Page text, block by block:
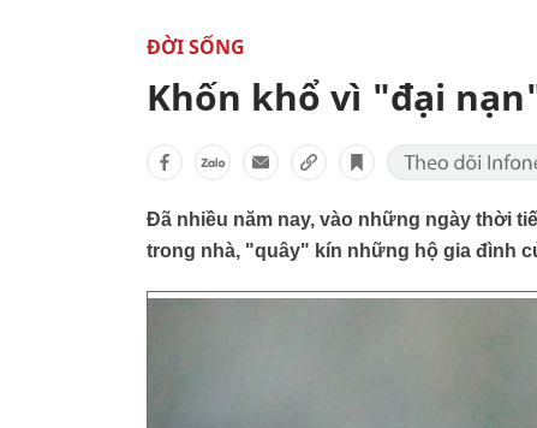
ĐỜI SỐNG
Khốn khổ vì "đại
Đã nhiều năm nay, vào những ngày thời
trong nhà, "quây" kín những hộ gia đình